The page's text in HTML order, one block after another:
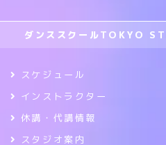
ダンススクールTOKYO
スケジュール
インストラクター
休講・代講情報
スタジオ案内